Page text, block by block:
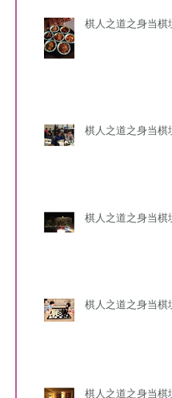
棋人之道之身当棋
棋人之道之身当棋
棋人之道之身当棋
棋人之道之身当棋
棋人之道之身当棋